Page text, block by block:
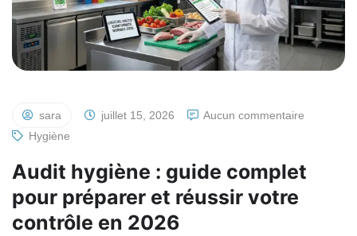
sara juillet 15, 2026
Aucun commentaire
Hygiène
Audit hygiène : guide complet
pour préparer et réussir votre
contrôle en 2026